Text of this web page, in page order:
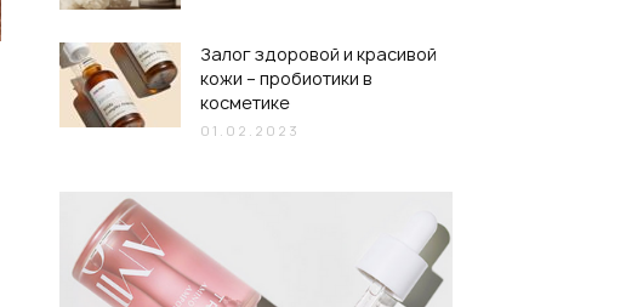
Залог здоровой и красивой
кожи – пробиотики в
косметике
01.02.2023